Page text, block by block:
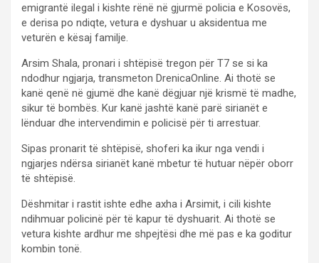
emigrantë ilegal i kishte rënë në gjurmë policia e Kosovës,
e derisa po ndiqte, vetura e dyshuar u aksidentua me
veturën e kësaj familje.
Arsim Shala, pronari i shtëpisë tregon për T7 se si ka
ndodhur ngjarja, transmeton DrenicaOnline. Ai thotë se
kanë qenë në gjumë dhe kanë dëgjuar një krismë të madhe,
sikur të bombës. Kur kanë jashtë kanë parë sirianët e
lënduar dhe intervendimin e policisë për ti arrestuar.
Sipas pronarit të shtëpisë, shoferi ka ikur nga vendi i
ngjarjes ndërsa sirianët kanë mbetur të hutuar nëpër oborr
të shtëpisë.
Dëshmitar i rastit ishte edhe axha i Arsimit, i cili kishte
ndihmuar policinë për të kapur të dyshuarit. Ai thotë se
vetura kishte ardhur me shpejtësi dhe më pas e ka goditur
kombin tonë.